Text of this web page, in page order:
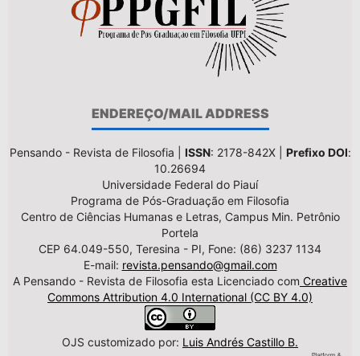
ENDEREÇO/MAIL ADDRESS
Pensando - Revista de Filosofia | ISSN: 2178-842X | Prefixo DOI:
10.26694
Universidade Federal do Piauí
Programa de Pós-Graduação em Filosofia
Centro de Ciências Humanas e Letras, Campus Min. Petrônio
Portela
CEP 64.049-550, Teresina - PI, Fone: (86) 3237 1134
E-mail: revista.pensando@gmail.com
A Pensando - Revista de Filosofia esta Licenciado com Creative
Commons Attribution 4.0 International (CC BY 4.0)
OJS customizado por: Luis Andrés Castillo B.